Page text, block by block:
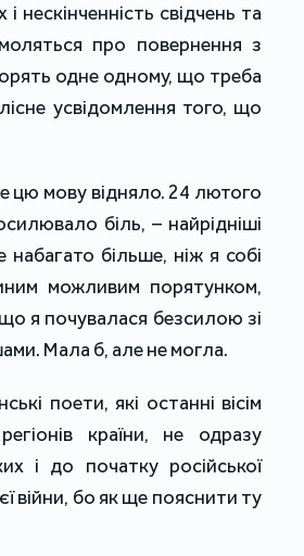
нескінченність свідчень та
про повернення з
одне одному, що треба
усвідомлення того, що
цю мову відняло. 24 лютого
біль, – найрідніші
більше, ніж я собі
можливим порятунком,
я почувалася безсилою зі
Мала б, але не могла.
поети, які останні вісім
країни, не одразу
і до початку російської
війни, бо як ще пояснити ту